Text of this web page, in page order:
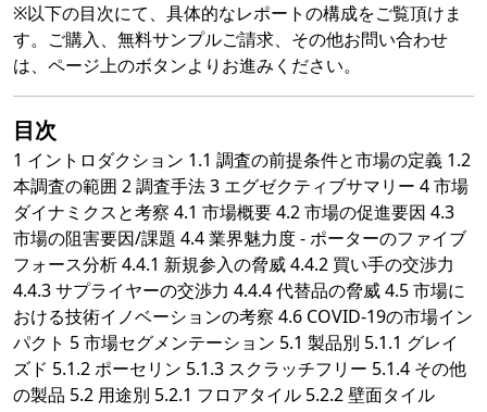
※以下の目次にて、具体的なレポートの構成をご覧頂けま
す。ご購入、無料サンプルご請求、その他お問い合わせ
は、ページ上のボタンよりお進みください。
目次
1 イントロダクション 1.1 調査の前提条件と市場の定義 1.2
本調査の範囲 2 調査手法 3 エグゼクティブサマリー 4 市場
ダイナミクスと考察 4.1 市場概要 4.2 市場の促進要因 4.3
市場の阻害要因/課題 4.4 業界魅力度 - ポーターのファイブ
フォース分析 4.4.1 新規参入の脅威 4.4.2 買い手の交渉力
4.4.3 サプライヤーの交渉力 4.4.4 代替品の脅威 4.5 市場に
おける技術イノベーションの考察 4.6 COVID-19の市場イン
パクト 5 市場セグメンテーション 5.1 製品別 5.1.1 グレイ
ズド 5.1.2 ポーセリン 5.1.3 スクラッチフリー 5.1.4 その他
の製品 5.2 用途別 5.2.1 フロアタイル 5.2.2 壁面タイル